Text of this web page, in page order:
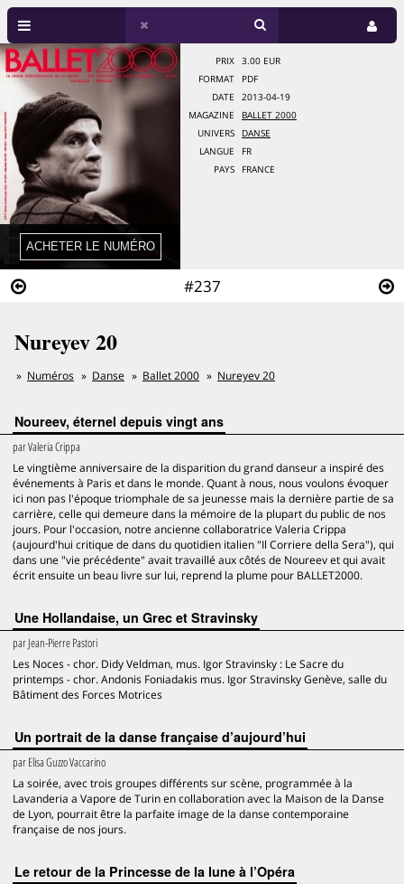
#237
PRIX
3.00 EUR
FORMAT
PDF
DATE
2013-04-19
MAGAZINE
BALLET 2000
UNIVERS
DANSE
LANGUE
FR
PAYS
FRANCE
Nureyev 20
Numéros Danse Ballet 2000 Nureyev 20
Noureev, éternel depuis vingt ans
parValeria Crippa
Le vingtième anniversaire de la disparition du grand danseur a inspiré des
événements à Paris et dans le monde. Quant à nous, nous voulons évoquer
ici non pas l'époque triomphale de sa jeunesse mais la dernière partie de sa
carrière, celle qui demeure dans la mémoire de la plupart du public de nos
jours. Pour l'occasion, notre ancienne collaboratrice Valeria Crippa
(aujourd'hui critique de dans du quotidien italien "Il Corriere della Sera"), qui
dans une "vie précédente" avait travaillé aux côtés de Noureev et qui avait
écrit ensuite un beau livre sur lui, reprend la plume pour BALLET2000.
Une Hollandaise, un Grec et Stravinsky
parJean-Pierre Pastori
Les Noces - chor. Didy Veldman, mus. Igor Stravinsky : Le Sacre du
printemps - chor. Andonis Foniadakis mus. Igor Stravinsky Genève, salle du
Bâtiment des Forces Motrices
Un portrait de la danse française d’aujourd’hui
parElisa Guzzo Vaccarino
La soirée, avec trois groupes différents sur scène, programmée à la
Lavanderia a Vapore de Turin en collaboration avec la Maison de la Danse
de Lyon, pourrait être la parfaite image de la danse contemporaine
française de nos jours.
Le retour de la Princesse de la lune à l’Opéra